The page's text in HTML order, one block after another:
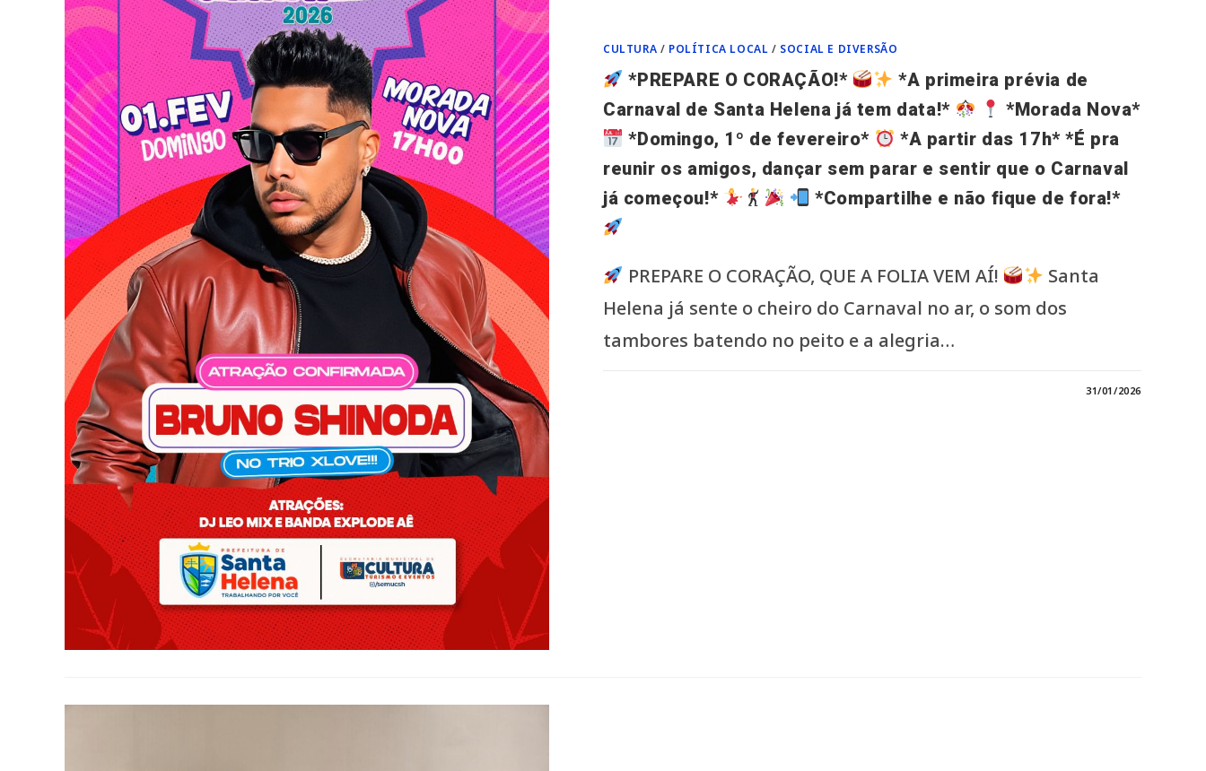
CULTURA / POLÍTICA LOCAL / SOCIAL E DIVERSÃO
*PREPARE O CORAÇÃO!*
*A primeira prévia de
Carnaval de Santa Helena já tem data!*
*Morada Nova*
*Domingo, 1º de fevereiro*
*A partir das 17h* *É pra
reunir os amigos, dançar sem parar e sentir que o Carnaval
já começou!*
*Compartilhe e não fique de fora!*
PREPARE O CORAÇÃO, QUE A FOLIA VEM AÍ!
Santa
Helena já sente o cheiro do Carnaval no ar, o som dos
tambores batendo no peito e a alegria…
31/01/2026